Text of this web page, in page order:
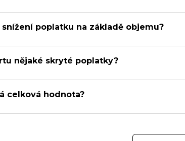
poplatku na základě objemu?
nějaké skryté poplatky?
celková hodnota?